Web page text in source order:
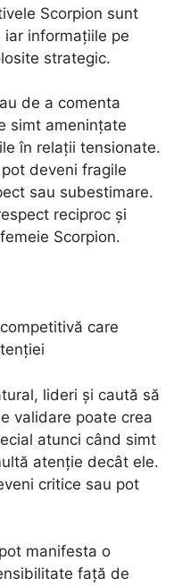
Scorpion sunt
informațiile pe
strategic.
de a comenta
simt amenințate
în relații tensionate.
deveni fragile
sau subestimare.
reciproc și
Scorpion.
care
lideri și caută să
validare poate crea
atunci când simt
atenție decât ele.
critice sau pot
manifesta o
față de